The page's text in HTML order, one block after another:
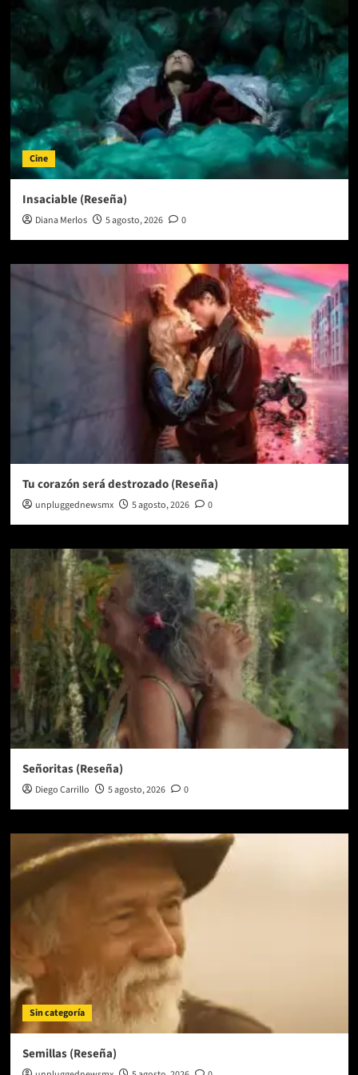
Cine
Insaciable (Reseña)
Diana Merlos 5 agosto, 2026 0
Tu corazón será destrozado (Reseña)
unpluggednewsmx 5 agosto, 2026 0
Señoritas (Reseña)
Diego Carrillo 5 agosto, 2026 0
Sin categoría
Semillas (Reseña)